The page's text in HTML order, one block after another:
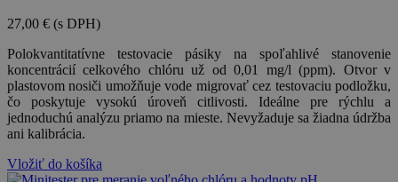
27,00 € (s DPH)
Polokvantitatívne testovacie pásiky na spoľahlivé stanovenie
koncentrácií celkového chlóru už od 0,01 mg/l (ppm). Otvor v
plastovom nosiči umožňuje vode migrovať cez testovaciu podložku,
čo poskytuje vysokú úroveň citlivosti. Ideálne pre rýchlu a
jednoduchú analýzu priamo na mieste. Nevyžaduje sa žiadna údržba
ani kalibrácia.
Vložiť do košíka